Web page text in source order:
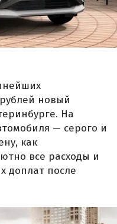
новый
На
— серого и
как
все расходы и
доплат после